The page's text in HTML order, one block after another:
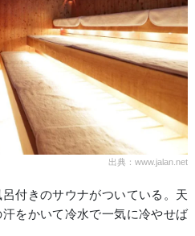
出典：www.jalan.net
付きのサウナがついている。天
をかいて冷水で一気に冷やせば